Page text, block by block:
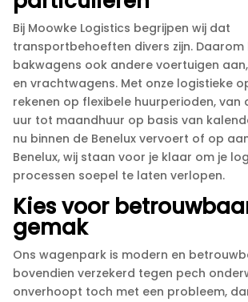
Bij Moowke Logistics begrijpen wij dat
transportbehoeften divers zijn.​ Daarom
bakwagens ook andere voertuigen
en vrachtwagens.​ Met onze logistieke
rekenen op flexibele huurperioden, van
uur tot maandhuur op basis van
nu binnen de Benelux vervoert of op
Benelux, wij staan voor je klaar om je
processen soepel te laten verlopen.​
Kies voor
gemak
Ons wagenpark is modern en
bovendien verzekerd tegen pech
onverhoopt toch met een probleem,